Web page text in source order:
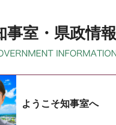
事室・県政情報
ようこそ知事室へ